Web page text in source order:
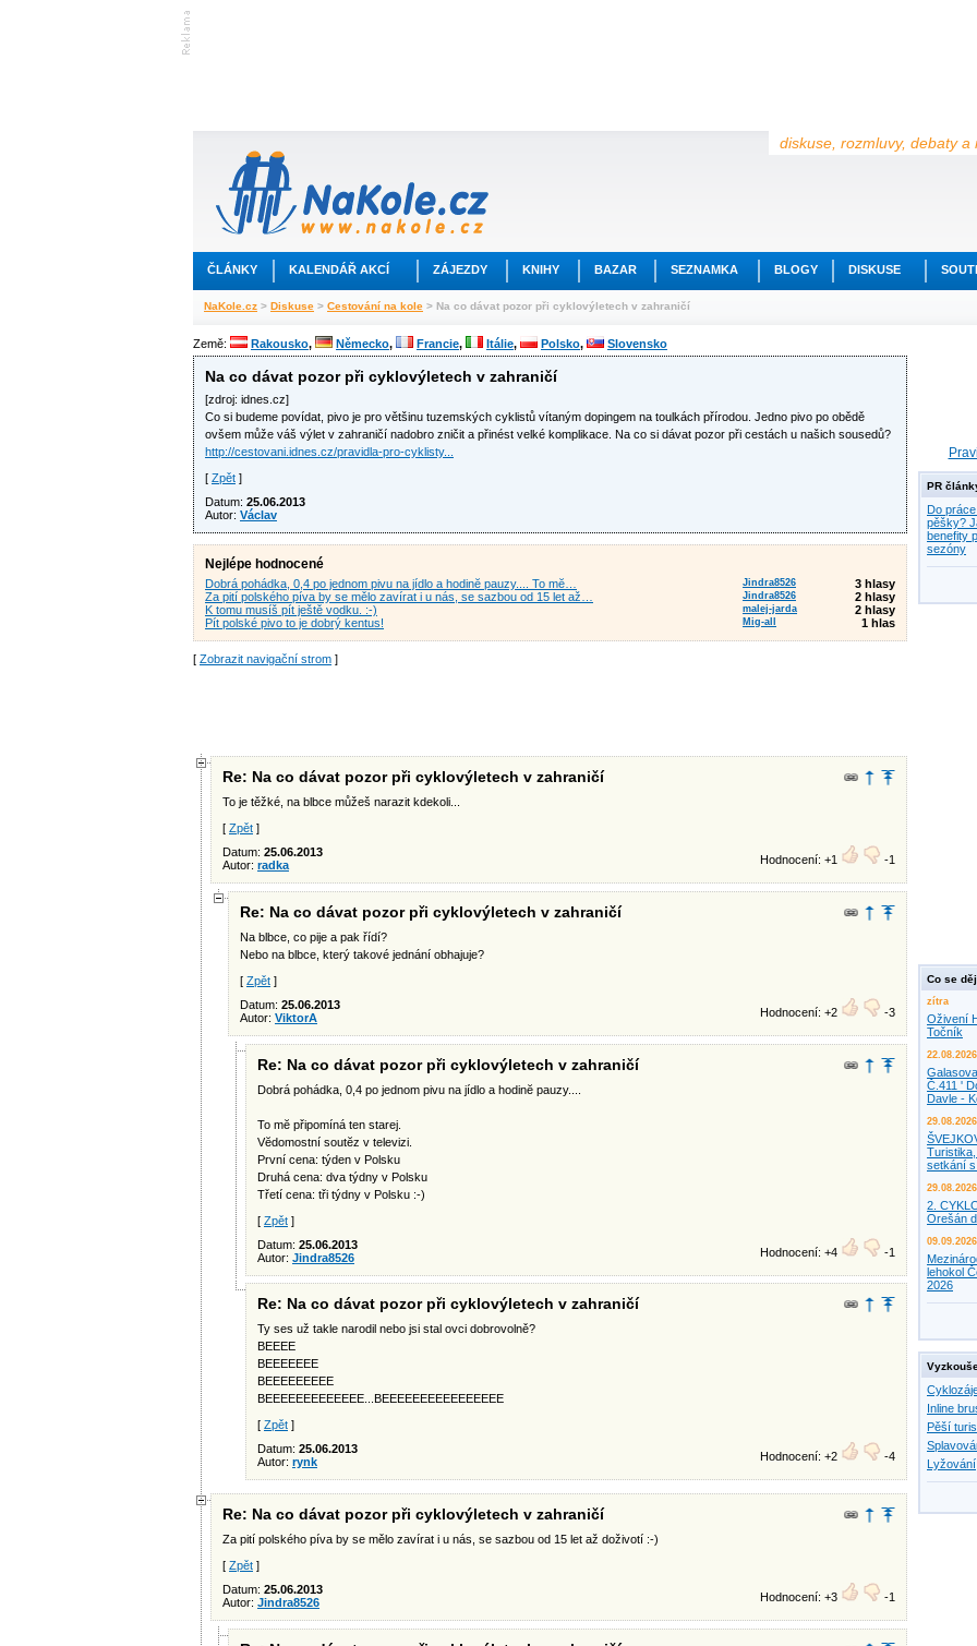
diskuse, rozmluvy, debaty a
ČLÁNKY KALENDÁŘ AKCÍ ZÁJEZDY KNIHY BAZAR SEZNAMKA BLOGY DISKUSE
NaKole.cz > Diskuse > Cestování na kole > Na co dávat pozor při cyklovýletech v zahraničí
Země: Rakousko, Německo, Francie, Itálie, Polsko, Slovensko
Na co dávat pozor při cyklovýletech v zahraničí
[zdroj: idnes.cz]
Co si budeme povídat, pivo je pro většinu tuzemských cyklistů vítaným dopingem na toulkách přírodou. Jedno pivo po obědě
ovšem může váš výlet v zahraničí nadobro zničit a přinést velké komplikace. Na co si dávat pozor při cestách u našich sousedů?
http://cestovani.idnes.cz/pravidla-pro-cyklisty...
[ Zpět ]
Datum: 25.06.2013
Autor: Václav
Nejlépe hodnocené
Dobrá pohádka, 0,4 po jednom pivu na jídlo a hodinĕ pauzy.... To mĕ… Jindra8526
3 hlasy
Za pití polského píva by se mělo zavírat i u nás, se sazbou od 15 let až…
Jindra8526
2 hlasy
K tomu musíš pít ještě vodku. :-)
malej-jarda
2 hlasy
Pít polské pivo to je dobrý kentus!
Mig-all 1 hlas
[ Zobrazit navigační strom ]
Re: Na co dávat pozor při cyklovýletech v zahraničí
To je těžké, na blbce můžeš narazit kdekoli...
[ Zpět ]
Datum: 25.06.2013
Autor: radka Hodnocení: +1 -1
Re: Na co dávat pozor při cyklovýletech v zahraničí
Na blbce, co pije a pak řídí?
Nebo na blbce, který takové jednání obhajuje?
[ Zpět ]
Datum: 25.06.2013
Autor: ViktorA Hodnocení: +2 -3
Re: Na co dávat pozor při cyklovýletech v zahraničí
Dobrá pohádka, 0,4 po jednom pivu na jídlo a hodinĕ pauzy....
To mĕ připomíná ten starej.
Vĕdomostní soutĕz v televizi.
První cena: týden v Polsku
Druhá cena: dva týdny v Polsku
Třetí cena: tři týdny v Polsku :-)
[ Zpět ]
Datum: 25.06.2013
Autor: Jindra8526 Hodnocení: +4 -1
Re: Na co dávat pozor při cyklovýletech v zahraničí
Ty ses už takle narodil nebo jsi stal ovci dobrovolně?
BEEEE
BEEEEEEE
BEEEEEEEEE
BEEEEEEEEEEEEE...BEEEEEEEEEEEEEEEE
[ Zpět ]
Datum: 25.06.2013
Autor: rynk Hodnocení: +2 -4
Re: Na co dávat pozor při cyklovýletech v zahraničí
Za pití polského píva by se mělo zavírat i u nás, se sazbou od 15 let až doživotí :-)
[ Zpět ]
Datum: 25.06.2013
Autor: Jindra8526 Hodnocení: +3 -1
PR
Do
pěšky?
benefity
sezóny
Co se
zítra
Oživení
Točník
22.08.2026
Č.411 '
Davle -
29.08.2026
setkání
29.08.2026
2.
Orešán
09.09.2026
lehokol
2026
Inline
Pěší
Lyžování